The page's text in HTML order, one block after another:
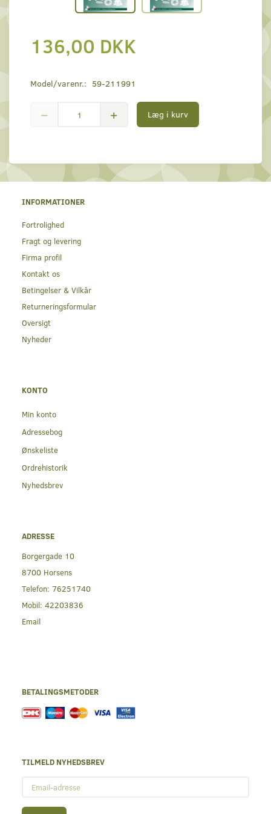
136,00 DKK
Model/varenr.: 59-211991
Læg i kurv
INFORMATIONER
Fortrolighed
Fragt og levering
Firma profil
Kontakt os
Betingelser & Vilkår
Returneringsformular
Oversigt
Nyheder
KONTO
Min konto
Adressebog
Ønskeliste
Ordrehistorik
Nyhedsbrev
ADRESSE
Borgergade 10
8700 Horsens
Telefon: 76251740
Mobil: 42203836
Email
BETALINGSMETODER
TILMELD NYHEDSBREV
adresse